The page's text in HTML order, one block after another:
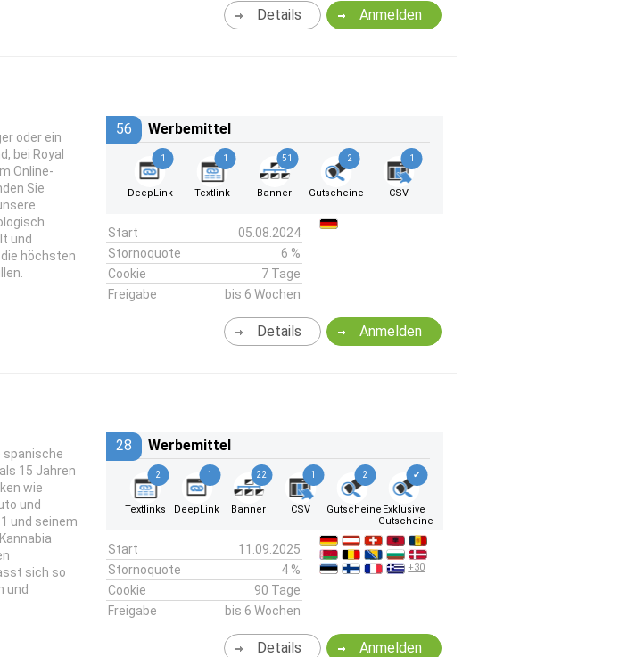
Anmelden
Details
oder ein
bei Royal
Online-
Sie
und
höchsten
56 Werbemittel
1
DeepLink
1
Textlink
51
Banner
2
Gutscheine
1
CSV
Start
05.08.2024
Stornoquote
6 %
Cookie
7 Tage
Freigabe
bis 6 Wochen
Anmelden
Details
spanische
15 Jahren
wie
und
und seinem
sich so
und
28 Werbemittel
2
Textlinks
1
DeepLink
22
Banner
1
CSV
2
Gutscheine
✔
Exklusive
Gutscheine
Start
11.09.2025
Stornoquote
4 %
Cookie
90 Tage
Freigabe
bis 6 Wochen
+30
Anmelden
Details